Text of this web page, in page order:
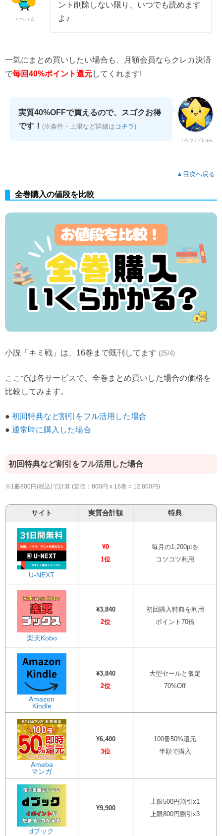
エールくん
ント削除しない限り、いつでも読めます
よ♪
一気にまとめ買いしたい場合も、月額会員ならクレカ決済
で毎回40%ポイント還元してくれます!
ハリウッドじゅん
実質40%OFFで買えるので、スゴクお得
です！ (※条件・上限など詳細は コチラ)
▲目次へ戻る
全巻購入の値段を比較
小説「キミ戦」は、16巻まで既刊してます (25/4)
ここでは各サービスで、全巻まとめ買いした場合の価格を
比較してみます。
● 初回特典など割引をフル活用した場合
● 通常時に購入した場合
初回特典など割引をフル活用した場合
※1冊800円(税込)で計算 (定価：800円 x 16巻 = 12,800円)
サイト 実質合計額 特典
U-NEXT
¥0
1位
毎月の1,200ptを
コツコツ利用
楽天Kobo
¥3,840
2位
初回購入特典を利用
ポイント70倍
Amazon
Kindle
¥3,840
2位
大型セールと仮定
70%Off
Ameba
マンガ
¥6,400
3位
100冊50%還元
半額で購入
dブック
¥9,900
上限500円割引x1
上限800円割引x3